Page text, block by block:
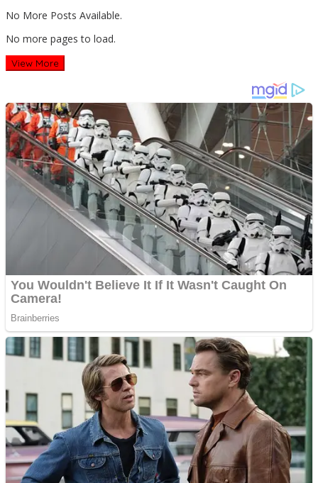
No More Posts Available.
No more pages to load.
View More